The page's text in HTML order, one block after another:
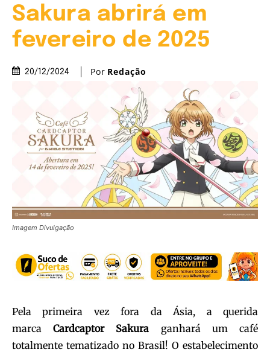
Sakura abrirá em
fevereiro de 2025
20/12/2024 Por Redação
Imagem Divulgação
Pela primeira vez fora da Ásia, a querida
marcaCardcaptor Sakura ganhará um café
totalmente tematizado no Brasil! O estabelecimento